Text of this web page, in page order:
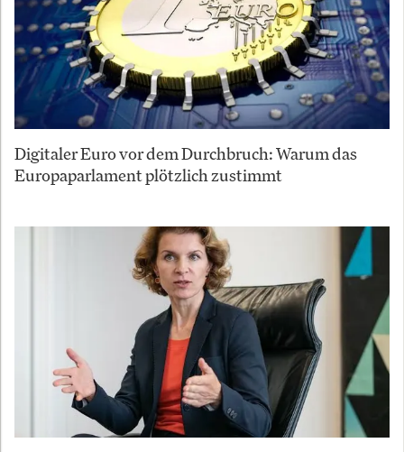
Digitaler Euro vor dem Durchbruch: Warum das
Europaparlament plötzlich zustimmt